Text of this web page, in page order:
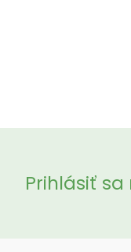
Prihlásiť